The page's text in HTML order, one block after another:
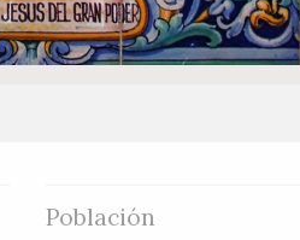
Población